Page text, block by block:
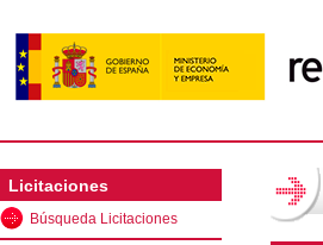
Licitaciones
Búsqueda Licitaciones